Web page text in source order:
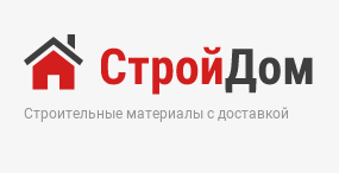
Строительные материалы с доставкой